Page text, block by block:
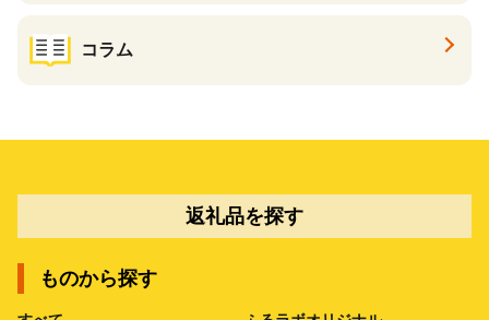
コラム
返礼品を探す
ものから探す